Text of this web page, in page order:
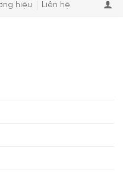
hiệu Liên hệ